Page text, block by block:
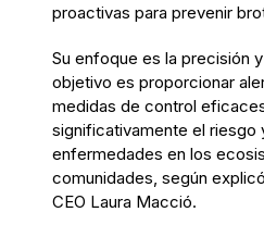
proactivas para prevenir
Su enfoque es la precisión
objetivo es proporcionar
medidas de control
significativamente el riesgo
enfermedades en los
comunidades, según
CEO Laura Macció.